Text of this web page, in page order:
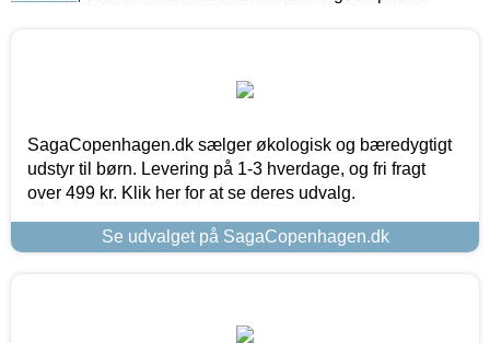
SagaCopenhagen.dk sælger økologisk og bæredygtigt
udstyr til børn. Levering på 1-3 hverdage, og fri fragt
over 499 kr. Klik her for at se deres udvalg.
Se udvalget på SagaCopenhagen.dk